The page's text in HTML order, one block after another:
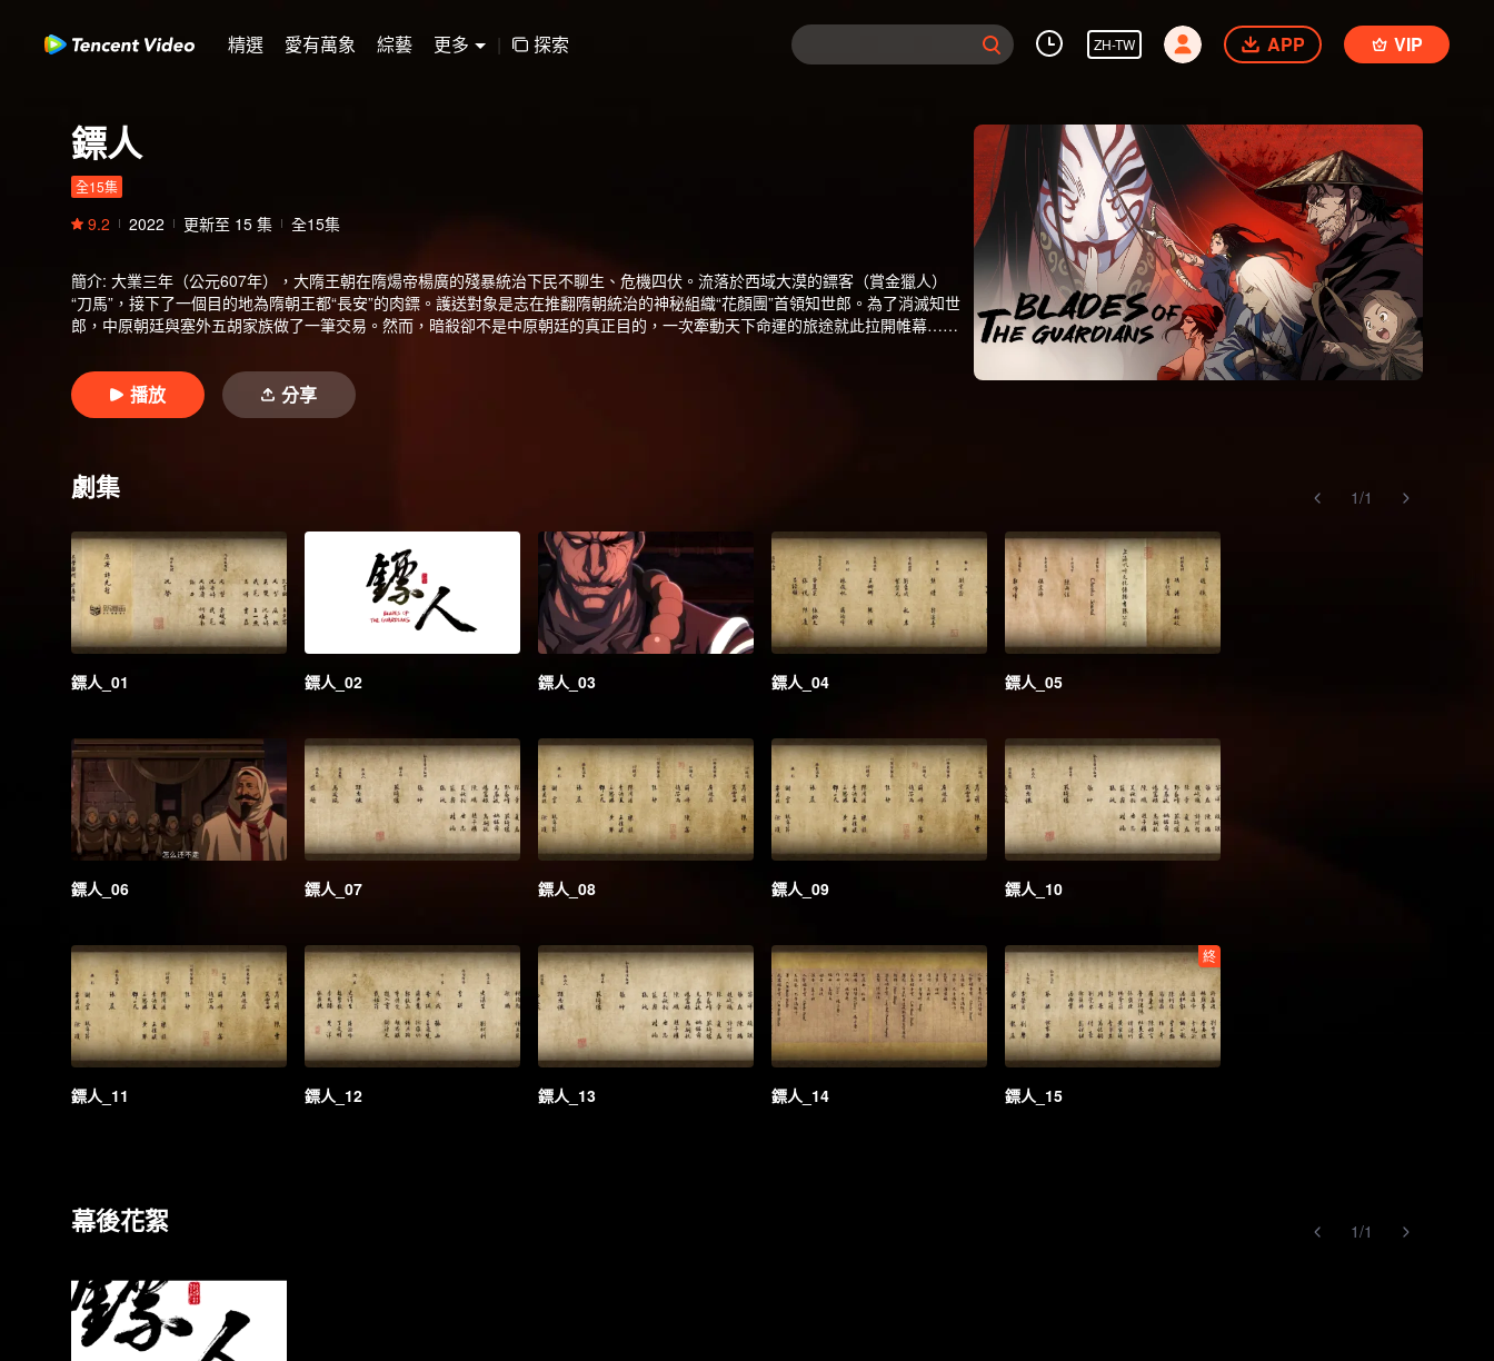
精選 愛有萬象 綜藝 更多 | 探索 ZH-TW APP VIP
鏢人
全15集
9.2 2022 更新至 15 集 全15集
簡介: 大業三年（公元607年），大隋王朝在隋煬帝楊廣的殘暴統治下民不聊生、危機四伏。流落於西域大漠的鏢客（賞金獵人）
“刀馬”，接下了一個目的地為隋朝王都“長安”的肉鏢。護送對象是志在推翻隋朝統治的神秘組織“花顏團”首領知世郎。為了消滅知世
郎，中原朝廷與塞外五胡家族做了一筆交易。然而，暗殺卻不是中原朝廷的真正目的，一次牽動天下命運的旅途就此拉開帷幕……
播放 分享
劇集 1/1
鏢人_01 鏢人_02 鏢人_03 鏢人_04 鏢人_05
鏢人_06 鏢人_07 鏢人_08 鏢人_09 鏢人_10
鏢人_11 鏢人_12 鏢人_13 鏢人_14
終
鏢人_15
幕後花絮 1/1